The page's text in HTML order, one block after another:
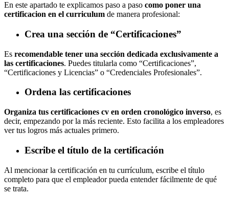
En este apartado te explicamos paso a paso como poner una
certificacion en el curriculum de manera profesional:
Crea una sección de “Certificaciones”
Es recomendable tener una sección dedicada exclusivamente a
las certificaciones. Puedes titularla como “Certificaciones”,
“Certificaciones y Licencias” o “Credenciales Profesionales”.
Ordena las certificaciones
Organiza tus certificaciones cv en orden cronológico inverso, es
decir, empezando por la más reciente. Esto facilita a los empleadores
ver tus logros más actuales primero.
Escribe el título de la certificación
Al mencionar la certificación en tu currículum, escribe el título
completo para que el empleador pueda entender fácilmente de qué
se trata.